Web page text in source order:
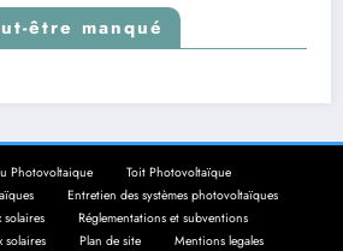
être manqué
Photovoltaique
Toit Photovoltaïque
Entretien des systèmes photovoltaïques
Réglementations et subventions
solaires
Plan de site Mentions legales